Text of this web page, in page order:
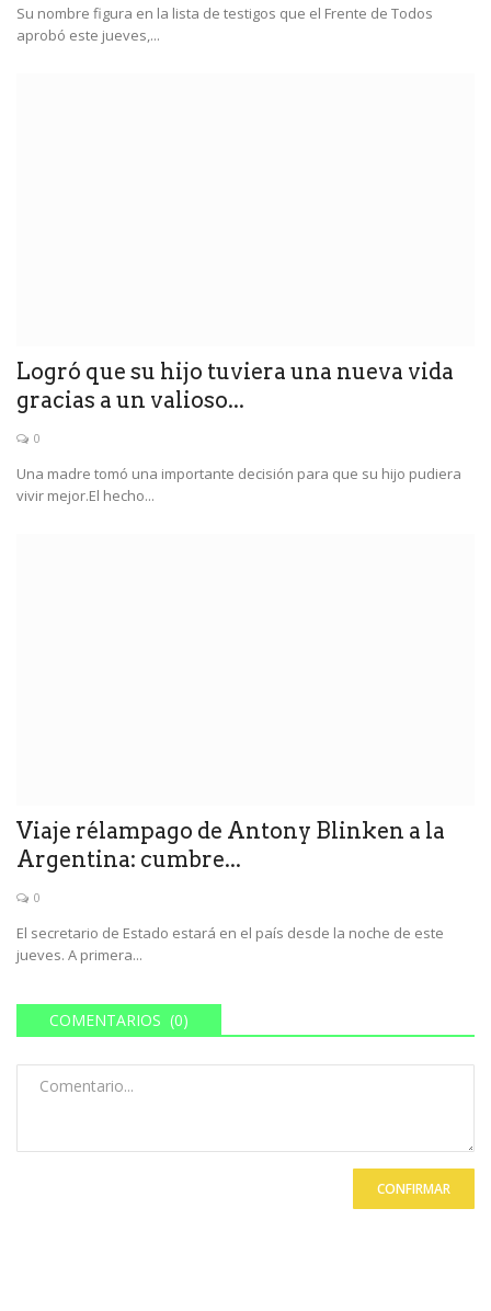
Su nombre figura en la lista de testigos que el Frente de Todos
aprobó este jueves,...
Logró que su hijo tuviera una nueva vida
gracias a un valioso...
0
Una madre tomó una importante decisión para que su hijo pudiera
vivir mejor.El hecho...
Viaje rélampago de Antony Blinken a la
Argentina: cumbre...
0
El secretario de Estado estará en el país desde la noche de este
jueves. A primera...
COMENTARIOS (0)
CONFIRMAR